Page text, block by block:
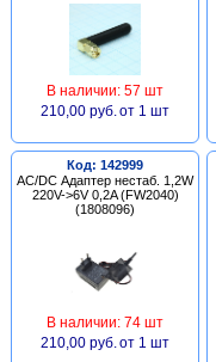
В наличии: 57 шт
210,00 руб. от 1 шт
Код: 142999
AC/DC Адаптер нестаб. 1,2W
220V->6V 0,2A (FW2040)
(1808096)
В наличии: 74 шт
210,00 руб. от 1 шт